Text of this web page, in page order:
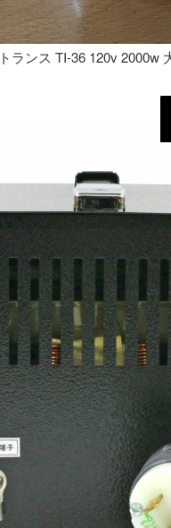
ランス TI-36 120v 2000w